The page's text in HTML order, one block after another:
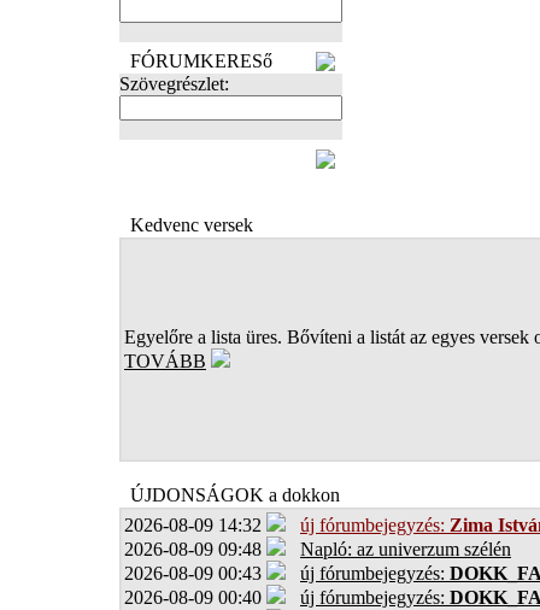
FÓRUMKERESő
Szövegrészlet:
Kedvenc versek
Egyelőre a lista üres. Bővíteni a listát az egyes versek
TOVÁBB
ÚJDONSÁGOK a dokkon
2026-08-09 14:32
új fórumbejegyzés: Zima
2026-08-09 09:48
Napló: az univerzum szélén
2026-08-09 00:43
új fórumbejegyzés:
2026-08-09 00:40
új fórumbejegyzés: